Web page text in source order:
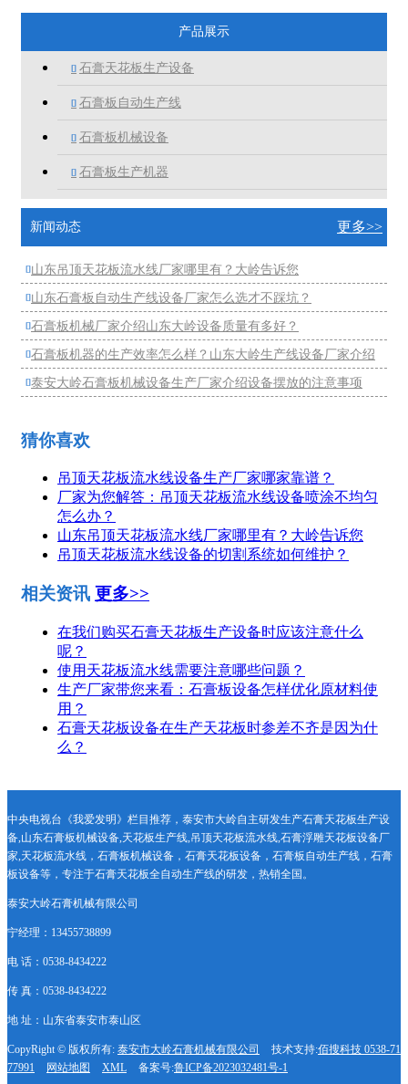
产品展示
 石膏天花板生产设备
 石膏板自动生产线
 石膏板机械设备
 石膏板生产机器
更多>>
新闻动态
 山东吊顶天花板流水线厂家哪里有？大岭告诉您
 山东石膏板自动生产线设备厂家怎么选才不踩坑？
石膏板机械厂家介绍山东大岭设备质量有多好？
石膏板机器的生产效率怎么样？山东大岭生产线设备厂家介绍
泰安大岭石膏板机械设备生产厂家介绍设备摆放的注意事项
猜你喜欢
吊顶天花板流水线设备生产厂家哪家靠谱？
厂家为您解答：吊顶天花板流水线设备喷涂不均匀
怎么办？
山东吊顶天花板流水线厂家哪里有？大岭告诉您
吊顶天花板流水线设备的切割系统如何维护？
相关资讯 更多>>
在我们购买石膏天花板生产设备时应该注意什么
呢？
使用天花板流水线需要注意哪些问题？
生产厂家带您来看：石膏板设备怎样优化原材料使
用？
石膏天花板设备在生产天花板时参差不齐是因为什
么？
中央电视台《我爱发明》栏目推荐，泰安市大岭自主研发生产石膏天花板生产设
备,山东石膏板机械设备,天花板生产线,吊顶天花板流水线,石膏浮雕天花板设备厂
家,天花板流水线，石膏板机械设备，石膏天花板设备，石膏板自动生产线，石膏
板设备等，专注于石膏天花板全自动生产线的研发，热销全国。
泰安大岭石膏机械有限公司
宁经理：13455738899
电 话：0538-8434222
传 真：0538-8434222
地 址：山东省泰安市泰山区
CopyRight © 版权所有: 泰安市大岭石膏机械有限公司 技术支持:佰搜科技 0538-71
77991
网站地图 XML 备案号:鲁ICP备2023032481号-1